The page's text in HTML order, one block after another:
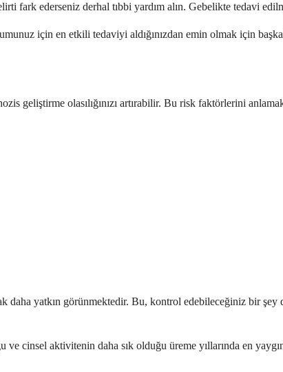
fark ederseniz derhal tıbbi yardım alın. Gebelikte tedavi
için en etkili tedaviyi aldığınızdan emin olmak için
geliştirme olasılığınızı artırabilir. Bu risk faktörlerini
daha yatkın görünmektedir. Bu, kontrol edebileceğiniz bir
cinsel aktivitenin daha sık olduğu üreme yıllarında en